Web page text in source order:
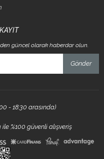
güncel olarak haberdar olun.
Gönder
- 18:30 arasında)
%100 güvenli alışveriş